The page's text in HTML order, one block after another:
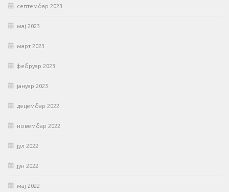
септембар 2023
мај 2023
март 2023
фебруар 2023
јануар 2023
децембар 2022
новембар 2022
јул 2022
јун 2022
мај 2022